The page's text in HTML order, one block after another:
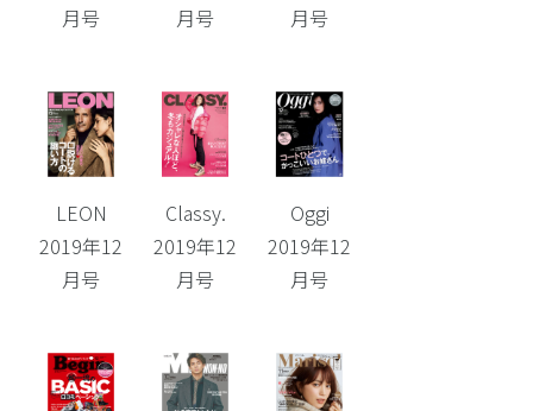
月号
月号
月号
LEON
2019年12
月号
Classy.
2019年12
月号
Oggi
2019年12
月号